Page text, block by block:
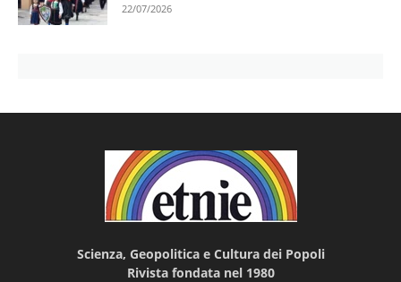
22/07/2026
Scienza, Geopolitica e Cultura dei Popoli
Rivista fondata nel 1980